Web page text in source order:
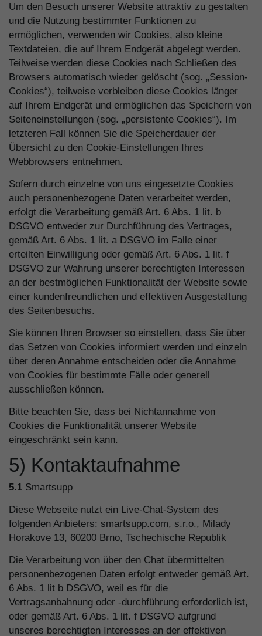
Um den Besuch unserer Website attraktiv zu gestalten
und die Nutzung bestimmter Funktionen zu
ermöglichen, verwenden wir Cookies, also kleine
Textdateien, die auf Ihrem Endgerät abgelegt werden.
Teilweise werden diese Cookies nach Schließen des
Browsers automatisch wieder gelöscht (sog. „Session-
Cookies“), teilweise verbleiben diese Cookies länger
auf Ihrem Endgerät und ermöglichen das Speichern von
Seiteneinstellungen (sog. „persistente Cookies“). Im
letzteren Fall können Sie die Speicherdauer der
Übersicht zu den Cookie-Einstellungen Ihres
Webbrowsers entnehmen.
Sofern durch einzelne von uns eingesetzte Cookies
auch personenbezogene Daten verarbeitet werden,
erfolgt die Verarbeitung gemäß Art. 6 Abs. 1 lit. b
DSGVO entweder zur Durchführung des Vertrages,
gemäß Art. 6 Abs. 1 lit. a DSGVO im Falle einer
erteilten Einwilligung oder gemäß Art. 6 Abs. 1 lit. f
DSGVO zur Wahrung unserer berechtigten Interessen
an der bestmöglichen Funktionalität der Website sowie
einer kundenfreundlichen und effektiven Ausgestaltung
des Seitenbesuchs.
Sie können Ihren Browser so einstellen, dass Sie über
das Setzen von Cookies informiert werden und einzeln
über deren Annahme entscheiden oder die Annahme
von Cookies für bestimmte Fälle oder generell
ausschließen können.
Bitte beachten Sie, dass bei Nichtannahme von
Cookies die Funktionalität unserer Website
eingeschränkt sein kann.
5) Kontaktaufnahme
5.1 Smartsupp
Diese Webseite nutzt ein Live-Chat-System des
folgenden Anbieters: smartsupp.com, s.r.o., Milady
Horakove 13, 60200 Brno, Tschechische Republik
Die Verarbeitung von über den Chat übermittelten
personenbezogenen Daten erfolgt entweder gemäß Art.
6 Abs. 1 lit b DSGVO, weil es für die
Vertragsanbahnung oder -durchführung erforderlich ist,
oder gemäß Art. 6 Abs. 1 lit. f DSGVO aufgrund
unseres berechtigten Interesses an der effektiven